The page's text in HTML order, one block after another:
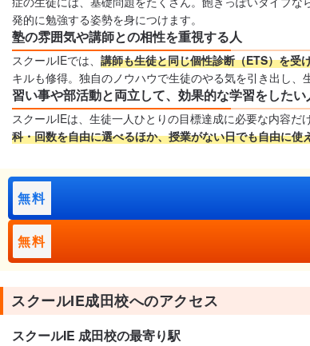
発的に勉強する姿勢を身につけます。
塾の雰囲気や講師との相性を重視する人
スクールIEでは、 講師も生徒と同じ個性診断（ETS）を受
キルも修得。独自のノウハウで生徒のやる気を引き出し
習い事や部活動と両立して、効果的な学習をしたい
スクールIEは、生徒一人ひとりの目標達成に必要な内容
科・回数を自由に選べるほか、授業がない日でも自由に使
無料
無料
スクールIE成田校へのアクセス
スクールIE 成田校の最寄り駅